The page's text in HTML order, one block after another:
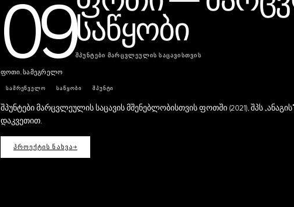
09საწყობი
ᲨᲞᲣᲜᲢᲔᲑᲘ ᲛᲐᲠᲪᲕᲚᲔᲣᲚᲘᲡ ᲡᲐᲪᲐᲕᲘᲡᲗᲕᲘᲡ
ფოთი, სამეგრელო
ᲡᲐᲛᲠᲔᲬᲕᲔᲚᲝ ᲡᲐᲬᲧᲝᲑᲘ ᲨᲞᲣᲜᲢᲘ
შპუნტები მარცვლეულის საცავის მშენებლობისთვის ფოთში (2021), შპს „ანაგის"
დაკვეთით.
ᲞᲠᲝᲔᲥᲢᲘᲡ ᲜᲐᲮᲕᲐ→